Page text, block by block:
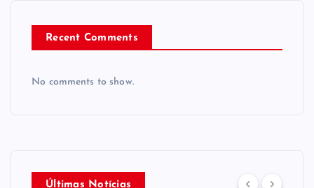
Recent Comments
No comments to show.
Últimas Notícias